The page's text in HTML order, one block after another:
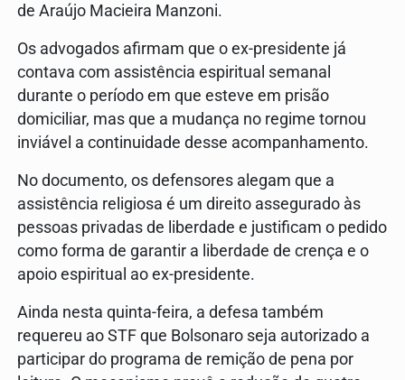
de Araújo Macieira Manzoni.
Os advogados afirmam que o ex-presidente já
contava com assistência espiritual semanal
durante o período em que esteve em prisão
domiciliar, mas que a mudança no regime tornou
inviável a continuidade desse acompanhamento.
No documento, os defensores alegam que a
assistência religiosa é um direito assegurado às
pessoas privadas de liberdade e justificam o pedido
como forma de garantir a liberdade de crença e o
apoio espiritual ao ex-presidente.
Ainda nesta quinta-feira, a defesa também
requereu ao STF que Bolsonaro seja autorizado a
participar do programa de remição de pena por